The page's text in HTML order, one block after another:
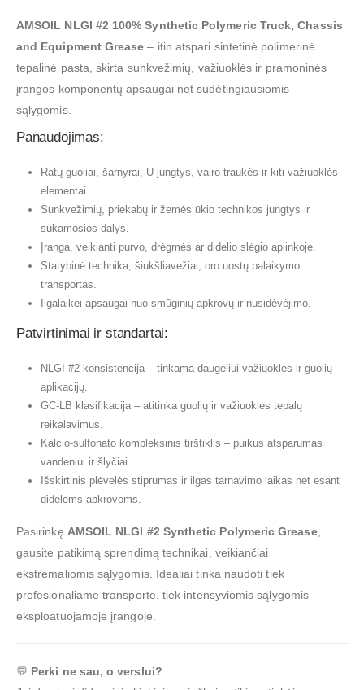
AMSOIL NLGI #2 100% Synthetic Polymeric Truck, Chassis
and Equipment Grease – itin atspari sintetinė polimerinė
tepalinė pasta, skirta sunkvežimių, važiuoklės ir pramoninės
įrangos komponentų apsaugai net sudėtingiausiomis
sąlygomis.
Panaudojimas:
Ratų guoliai, šarnyrai, U-jungtys, vairo traukės ir kiti važiuoklės
elementai.
Sunkvežimių, priekabų ir žemės ūkio technikos jungtys ir
sukamosios dalys.
Įranga, veikianti purvo, drėgmės ar didelio slėgio aplinkoje.
Statybinė technika, šiukšliavežiai, oro uostų palaikymo
transportas.
Ilgalaikei apsaugai nuo smūginių apkrovų ir nusidėvėjimo.
Patvirtinimai ir standartai:
NLGI #2 konsistencija – tinkama daugeliui važiuoklės ir guolių
aplikacijų.
GC-LB klasifikacija – atitinka guolių ir važiuoklės tepalų
reikalavimus.
Kalcio-sulfonato kompleksinis tirštiklis – puikus atsparumas
vandeniui ir šlyčiai.
Išskirtinis plėvelės stiprumas ir ilgas tarnavimo laikas net esant
didelėms apkrovoms.
Pasirinkę AMSOIL NLGI #2 Synthetic Polymeric Grease,
gausite patikimą sprendimą technikai, veikiančiai
ekstremaliomis sąlygomis. Idealiai tinka naudoti tiek
profesionaliame transporte, tiek intensyviomis sąlygomis
eksploatuojamoje įrangoje.
💬 Perki ne sau, o verslui?